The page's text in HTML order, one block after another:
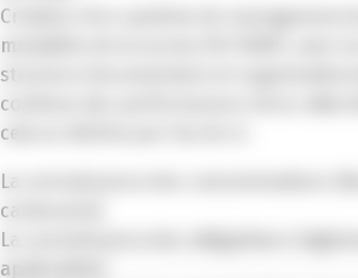
Création d’un système de management
modalités de la norme ISO 50001, avec
structure documentaire et
continue des performances de la
cela se décline par l’accès à :
La connaissance des consommations
carburants)
La connaissance des obligations
applicables)